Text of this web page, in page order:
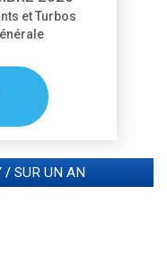
et Turbos
/ SUR UN AN